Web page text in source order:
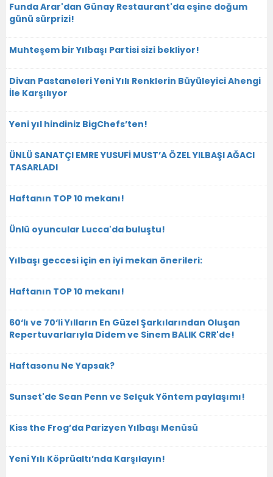
Funda Arar'dan Günay Restaurant'da eşine doğum
günü sürprizi!
Muhteşem bir Yılbaşı Partisi sizi bekliyor!
Divan Pastaneleri Yeni Yılı Renklerin Büyüleyici Ahengi
İle Karşılıyor
Yeni yıl hindiniz BigChefs’ten!
ÜNLÜ SANATÇI EMRE YUSUFİ MUST’A ÖZEL YILBAŞI AĞACI
TASARLADI
Haftanın TOP 10 mekanı!
Ünlü oyuncular Lucca'da buluştu!
Yılbaşı geccesi için en iyi mekan önerileri:
Haftanın TOP 10 mekanı!
60‘lı ve 70‘li Yılların En Güzel Şarkılarından Oluşan
Repertuvarlarıyla Didem ve Sinem BALIK CRR'de!
Haftasonu Ne Yapsak?
Sunset'de Sean Penn ve Selçuk Yöntem paylaşımı!
Kiss the Frog’da Parizyen Yılbaşı Menüsü
Yeni Yılı Köprüaltı’nda Karşılayın!